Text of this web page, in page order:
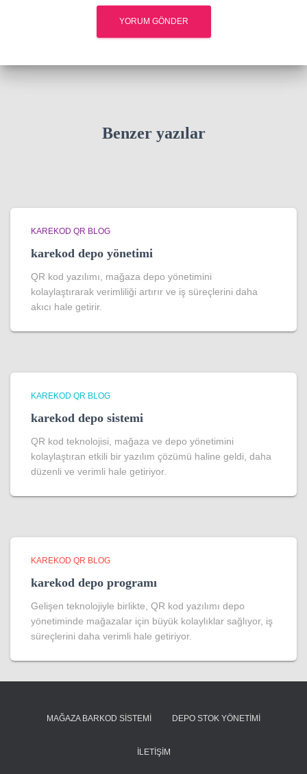
Benzer yazılar
KAREKOD QR BLOG
karekod depo yönetimi
QR kod yazılımı, mağaza depo yönetimini
kolaylaştırarak verimliliği artırır ve iş süreçlerini daha
akıcı hale getirir.
KAREKOD QR BLOG
karekod depo sistemi
QR kod teknolojisi, mağaza ve depo yönetimini
kolaylaştıran etkili bir yazılım çözümü haline geldi, daha
düzenli ve verimli hale getiriyor.
KAREKOD QR BLOG
karekod depo programı
Gelişen teknolojiyle birlikte, QR kod yazılımı depo
yönetiminde mağazalar için büyük kolaylıklar sağlıyor, iş
süreçlerini daha verimli hale getiriyor.
MAĞAZA BARKOD SISTEMI DEPO STOK YÖNETIMI
İLETIŞIM